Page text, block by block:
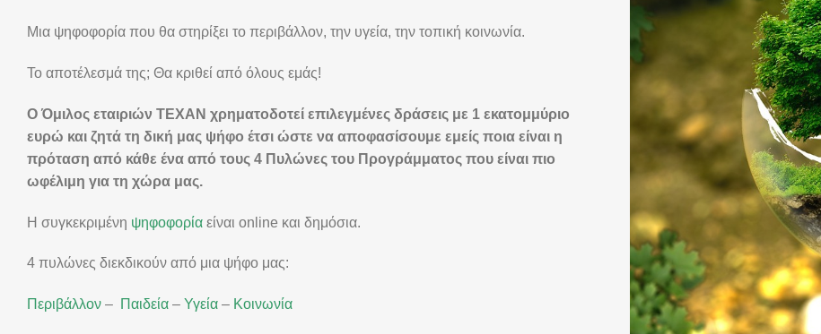
Μια ψηφοφορία που θα στηρίξει το περιβάλλον, την υγεία, την τοπική κοινωνία.
Το αποτέλεσμά της; Θα κριθεί από όλους εμάς!
Ο Όμιλος εταιριών TEXAN χρηματοδοτεί επιλεγμένες δράσεις με 1 εκατομμύριο
ευρώ και ζητά τη δική μας ψήφο έτσι ώστε να αποφασίσουμε εμείς ποια είναι η
πρόταση από κάθε ένα από τους 4 Πυλώνες του Προγράμματος που είναι πιο
ωφέλιμη για τη χώρα μας.
Η συγκεκριμένη ψηφοφορία είναι online και δημόσια.
4 πυλώνες διεκδικούν από μια ψήφο μας:
Περιβάλλον – Παιδεία – Υγεία – Κοινωνία